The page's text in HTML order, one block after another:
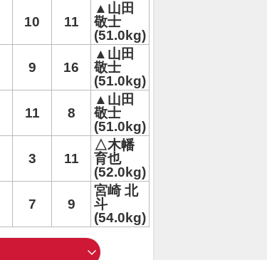
10 11
▲山田
敬士
(51.0kg)
9 16
▲山田
敬士
(51.0kg)
11 8
▲山田
敬士
(51.0kg)
3 11
△木幡
育也
(52.0kg)
7 9
宮崎 北
斗
(54.0kg)